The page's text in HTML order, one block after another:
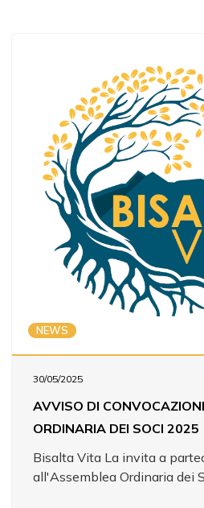
NEWS
30/05/2025
AVVISO DI
ORDINARIA DEI SOCI 2025
Bisalta Vita La invita a
all'Assemblea Ordinaria dei